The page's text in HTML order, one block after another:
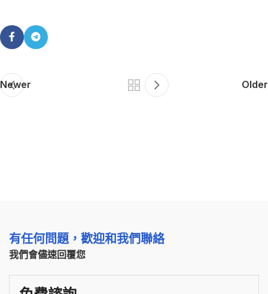
Newer Older
有任何問題，歡迎和我們聯絡
我們會儘速回覆您